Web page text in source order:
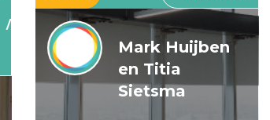
Mark Huijben
en Titia
Sietsma